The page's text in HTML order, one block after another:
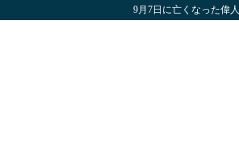
9月7日に亡くなった偉人